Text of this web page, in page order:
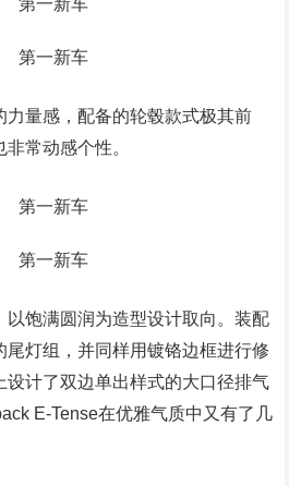
力量感，配备的轮毂款式极其前
常动感个性。
以饱满圆润为造型设计取向。装配
尾灯组，并同样用镀铬边框进行修
设计了双边单出样式的大口径排气
E-Tense在优雅气质中又有了几